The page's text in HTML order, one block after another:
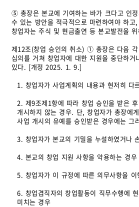
⑤ 총장은 본교에 기여하는 바가 크다고 인
수 있는 방안을 적극적으로 마련하여야 하
창업자는 주식 및 현금출연 등 본교발전을
제12조(창업 승인의 취소) ① 총장은 다음
심의를 거쳐 창업자에 대한 지원을 중단하
있다. [개정 2025. 1. 9.]
1. 창업자가 사업계획의 내용과 현저히 다
2. 제9조제1항에 따라 창업 승인을 받은
개시하지 않는 경우. 단, 창업자가 총장에
사업 개시의 유예를 승인받은 경우에는 그
3. 창업자가 본교의 기밀을 누설하였거나
4. 본교의 창업 지원 사항을 악용하는 경우
5. 창업자가 이 규정에 따른 의무사항을
6. 창업겸직자의 창업활동이 직무수행에
미치는 경우